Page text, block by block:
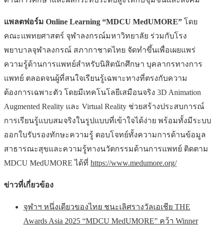
แพลตฟอร์ม Online Learning “MDCU MedUMORE” โดย
คณะแพทยศาสตร์ จุฬาลงกรณ์มหาวิทยาลัย ร่วมกับโรง
พยาบาลจุฬาลงกรณ์ สภากาชาดไทย จัดทำขึ้นเพื่อเผยแพร่
ความรู้ด้านการแพทย์สำหรับนิสิตนักศึกษา บุคลากรทางการ
แพทย์ ตลอดจนผู้ที่สนใจเรียนรู้เฉพาะทางที่ตรงกับความ
ต้องการเฉพาะตัว โดยมีเทคโนโลยีเสมือนจริง 3D Animation
Augmented Reality และ Virtual Reality ช่วยสร้างประสบการณ์
การเรียนรู้แบบสมจริงในรูปแบบที่เข้าใจได้ง่าย พร้อมทั้งมีระบบ
ออกใบรับรองทักษะความรู้ ตอบโจทย์ทั้งความการด้านข้อมูล
สาธารณะสุขและความรู้ทางนวัตกรรมด้านการแพทย์ ติดตาม
MDCU MedUMORE ได้ที่ https://www.medumore.org/
ข่าวที่เกี่ยวข้อง
จุฬาฯ หนึ่งเดียวของไทย ชนะเลิศรางวัลเอเชีย THE
Awards Asia 2025 “MDCU MedUMORE” คว้า Winner